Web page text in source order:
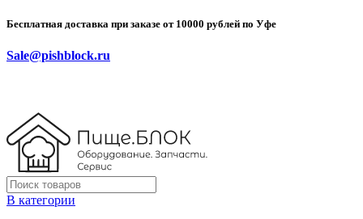
Бесплатная доставка при заказе от 10000 рублей по Уфе
Sale@pishblock.ru
В категории